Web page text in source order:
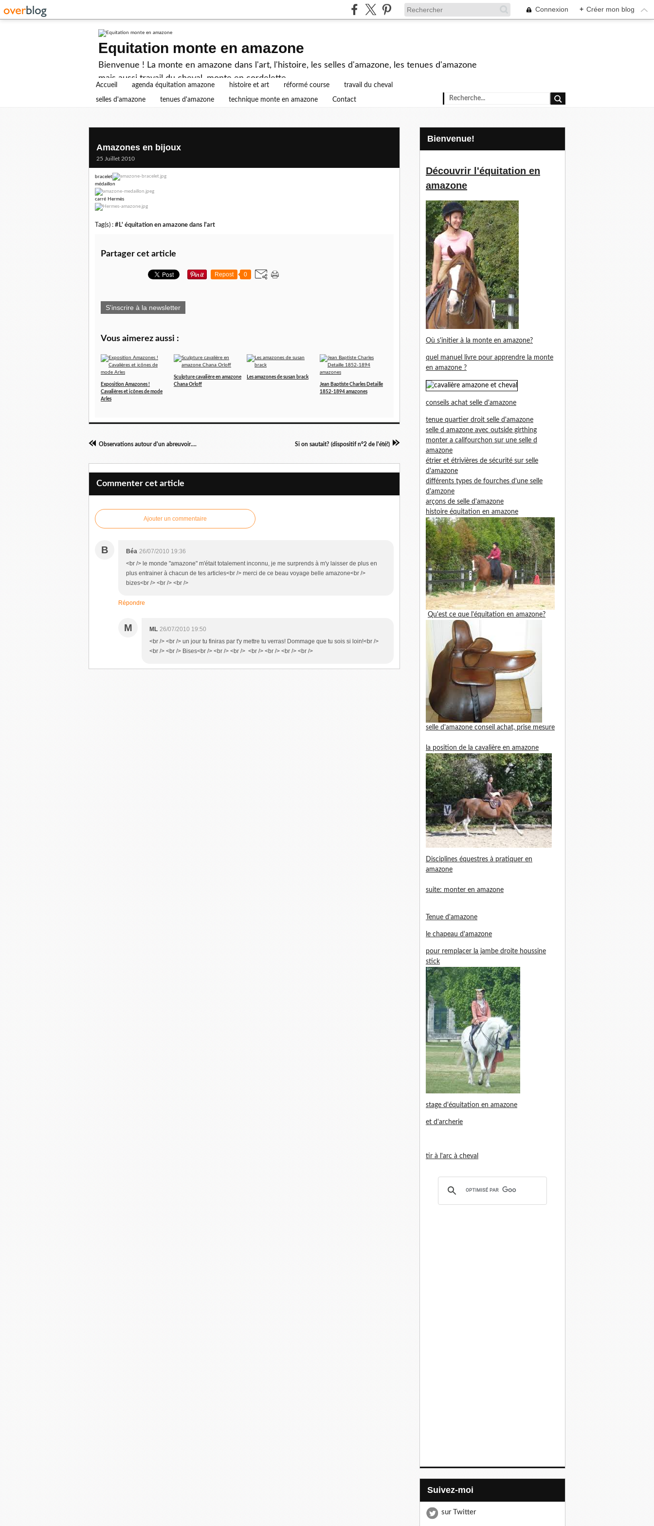
Connexion + Créer mon blog
Equitation monte en amazone
Bienvenue ! La monte en amazone dans l'art, l'histoire, les selles d'amazone, les tenues d'amazone
mais aussi travail du cheval, monte en cordelette...
Accueil agenda équitation amazone histoire et art réformé course travail du cheval
selles d'amazone tenues d'amazone technique monte en amazone Contact
Amazones en bijoux
25 Juillet 2010
bracelet
médaillon
carré Hermès
Tag(s) : #L' équitation en amazone dans l'art
Partager cet article
Repost 0
S'inscrire à la newsletter
Vous aimerez aussi :
Exposition Amazones !
Cavalières et icônes de mode
Arles
Sculpture cavalière en amazone
Chana Orloff
Les amazones de susan brack
Jean Baptiste Charles Detaille
1852-1894 amazones
Observations autour d'un abreuvoir.... Si on sautait? (dispositif n°2 de l'été!)
Commenter cet article
Ajouter un commentaire
B Béa 26/07/2010 19:36
<br /> le monde "amazone" m'était totalement inconnu, je me surprends à m'y laisser de plus en
plus entrainer à chacun de tes articles<br /> merci de ce beau voyage belle amazone<br />
bizes<br /> <br /> <br />
Répondre
M ML 26/07/2010 19:50
<br /> <br /> un jour tu finiras par t'y mettre tu verras! Dommage que tu sois si loin!<br />
<br /> <br /> Bises<br /> <br /> <br /> <br /> <br /> <br /> <br />
Bienvenue!
Découvrir l'équitation en
amazone
Où s'initier à la monte en amazone?
quel manuel livre pour apprendre la monte
en amazone ?
conseils achat selle d'amazone
tenue quartier droit selle d'amazone
selle d amazone avec outside girthing
monter a califourchon sur une selle d
amazone
étrier et étrivières de sécurité sur selle
d'amazone
différents types de fourches d'une selle
d'amzone
arçons de selle d'amazone
histoire équitation en amazone
Qu'est ce que l'équitation en amazone?
selle d'amazone conseil achat, prise mesure
la position de la cavalière en amazone
Disciplines équestres à pratiquer en
amazone
suite: monter en amazone
Tenue d'amazone
le chapeau d'amazone
pour remplacer la jambe droite houssine
stick
stage d'équitation en amazone
et d'archerie
tir à l'arc à cheval
Suivez-moi
sur Twitter